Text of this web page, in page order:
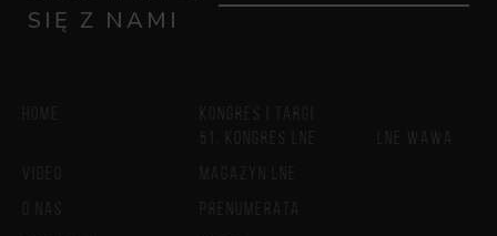
SIĘ Z NAMI
KONGRES I TARGI
51. KONGRES LNE
LNE WAWA
VIDEO
MAGAZYN LNE
O NAS
PRENUMERATA